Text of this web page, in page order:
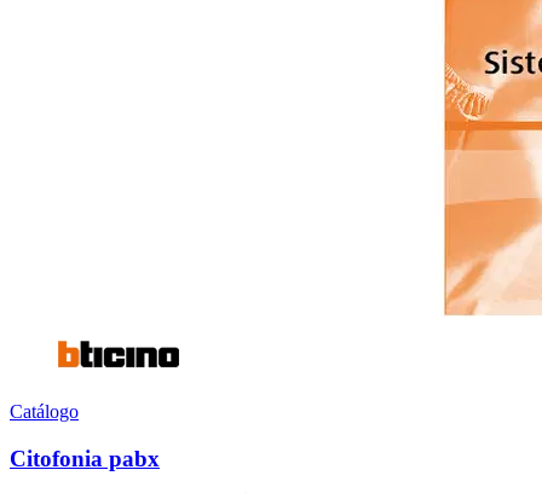
Catálogo
Citofonia pabx